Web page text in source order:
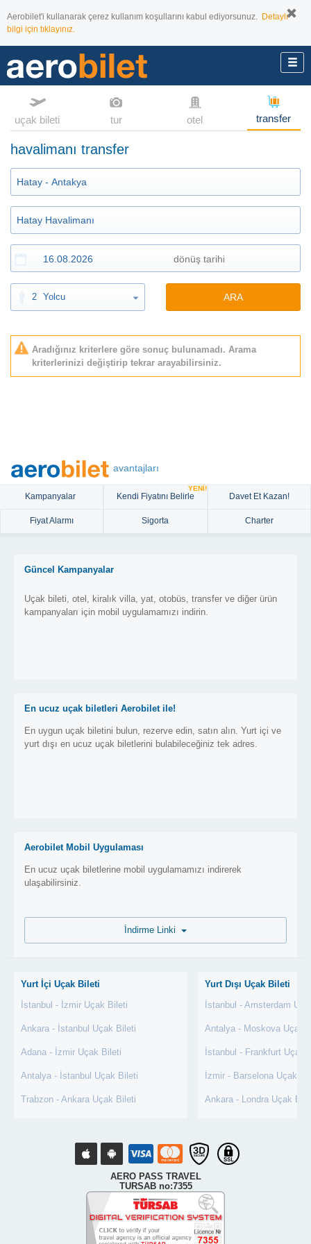
Aerobilet'i kullanarak çerez kullanım koşullarını kabul ediyorsunuz. Detaylı
bilgi için tıklayınız.
uçak bileti tur otel transfer
havalimanı transfer
2 Yolcu ARA
Aradığınız kriterlere göre sonuç bulunamadı. Arama
kriterlerinizi değiştirip tekrar arayabilirsiniz.
avantajları
Kampanyalar Kendi Fiyatını Belirle
YENİ!
Davet Et Kazan!
Fiyat Alarmı Sigorta Charter
Güncel Kampanyalar
Uçak bileti, otel, kiralık villa, yat, otobüs, transfer ve diğer ürün
kampanyaları için mobil uygulamamızı indirin.
En ucuz uçak biletleri Aerobilet ile!
En uygun uçak biletini bulun, rezerve edin, satın alın. Yurt içi ve
yurt dışı en ucuz uçak biletlerini bulabileceğiniz tek adres.
Aerobilet Mobil Uygulaması
En ucuz uçak biletlerine mobil uygulamamızı indirerek
ulaşabilirsiniz.
Yurt İçi Uçak Bileti
İstanbul - İzmir Uçak Bileti
Ankara - İstanbul Uçak Bileti
Adana - İzmir Uçak Bileti
Antalya - İstanbul Uçak Bileti
Trabzon - Ankara Uçak Bileti
Yurt Dışı Uçak Bileti
İstanbul - Amsterdam
Antalya - Moskova Uçak
İstanbul - Frankfurt Uçak
İzmir - Barselona Uçak
Ankara - Londra Uçak
AERO PASS TRAVEL
TURSAB no:7355